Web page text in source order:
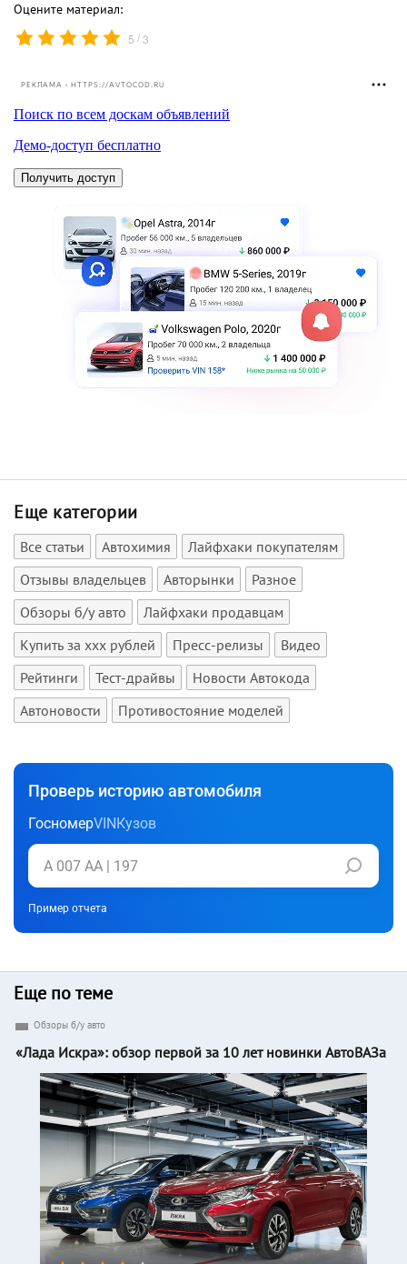
Оцените материал:
5 /3
РЕКЛАМА • HTTPS://AVTOCOD.RU
Еще категории
Все статьи Автохимия
Лайфхаки покупателям
Отзывы владельцев
Авторынки
Разное
Обзоры б/у авто
Лайфхаки продавцам
Купить за xxx рублей
Пресс-релизы
Видео
Рейтинги
Тест-драйвы
Новости Автокода
Автоновости
Противостояние моделей
Проверь историю автомобиля
ГосномерVINКузов
Пример отчета
Еще по теме
Обзоры б/у авто
«Лада Искра»: обзор первой за 10 лет новинки АвтоВАЗа